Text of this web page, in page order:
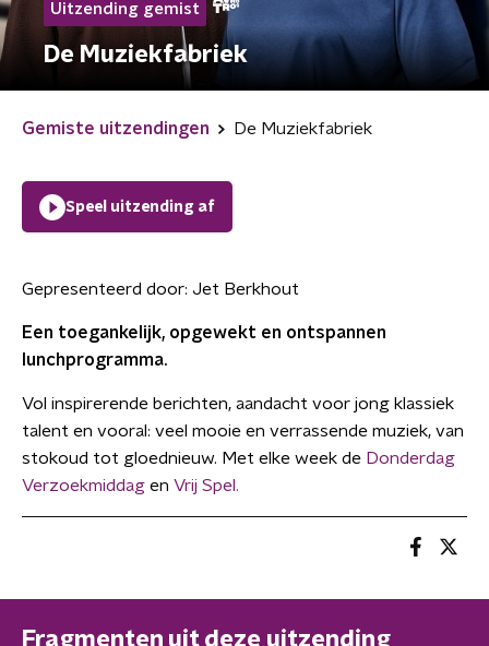
Uitzending gemist
De Muziekfabriek
Gemiste uitzendingen De Muziekfabriek
Speel uitzending af
Gepresenteerd door: Jet Berkhout
Een toegankelijk, opgewekt en ontspannen
lunchprogramma.
Vol inspirerende berichten, aandacht voor jong klassiek
talent en vooral: veel mooie en verrassende muziek, van
stokoud tot gloednieuw. Met elke week de Donderdag
Verzoekmiddag en Vrij Spel.
Fragmenten uit deze uitzending